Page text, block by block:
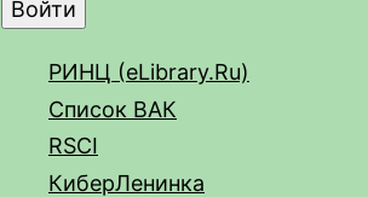
РИНЦ (eLibrary.Ru)
Список ВАК
RSCI
КиберЛенинка